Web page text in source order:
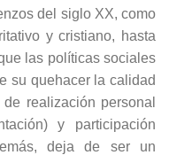
del siglo XX, como
y cristiano, hasta
las políticas sociales
su quehacer la calidad
realización personal
y participación
deja de ser un